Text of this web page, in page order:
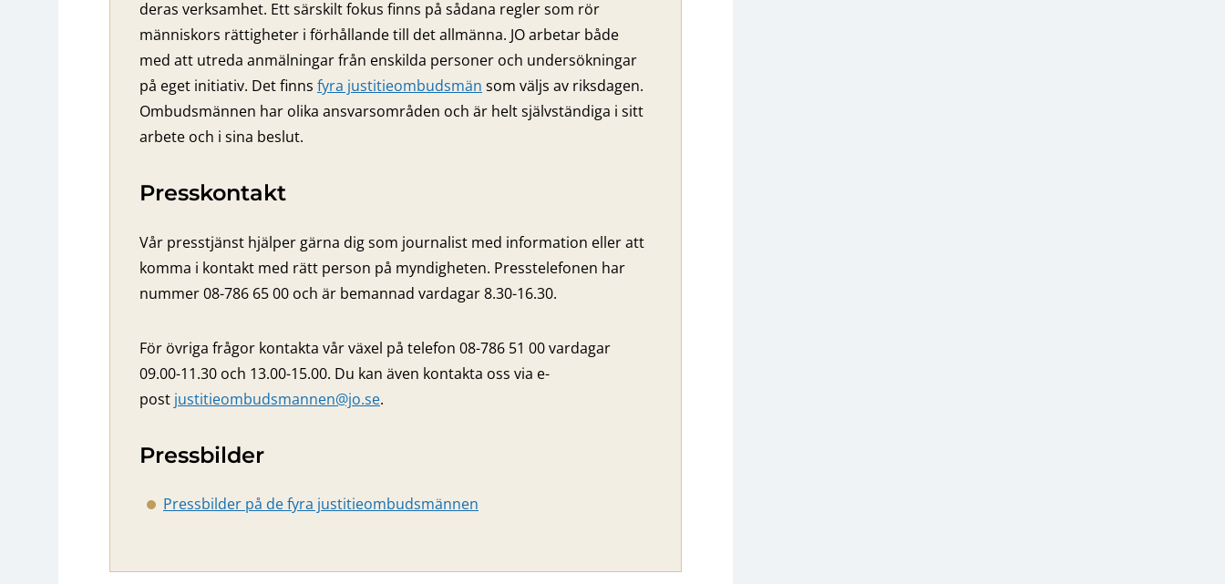
deras verksamhet. Ett särskilt fokus finns på sådana regler som rör
människors rättigheter i förhållande till det allmänna. JO arbetar både
med att utreda anmälningar från enskilda personer och undersökningar
på eget initiativ. Det finns fyra justitieombudsmän som väljs av riksdagen.
Ombudsmännen har olika ansvarsområden och är helt självständiga i sitt
arbete och i sina beslut.
Presskontakt
Vår presstjänst hjälper gärna dig som journalist med information eller att
komma i kontakt med rätt person på myndigheten. Presstelefonen har
nummer 08-786 65 00 och är bemannad vardagar 8.30-16.30.
För övriga frågor kontakta vår växel på telefon 08-786 51 00 vardagar
09.00-11.30 och 13.00-15.00. Du kan även kontakta oss via e-
post justitieombudsmannen@jo.se.
Pressbilder
Pressbilder på de fyra justitieombudsmännen